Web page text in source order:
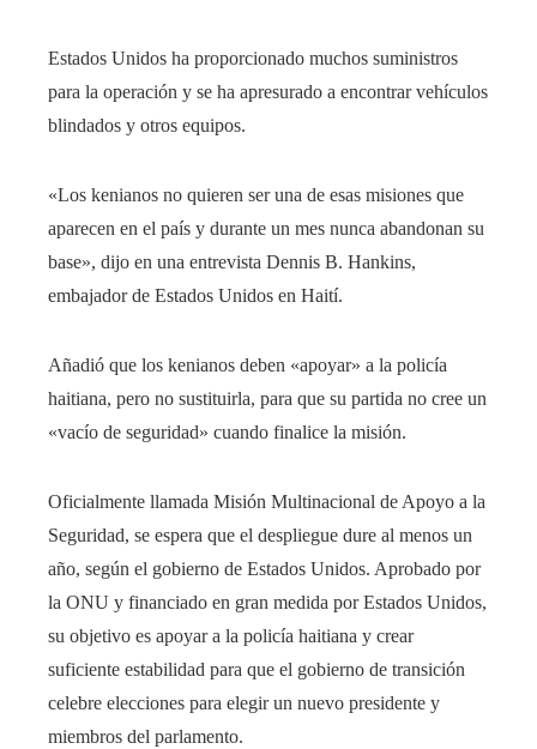
Estados Unidos ha proporcionado muchos suministros
para la operación y se ha apresurado a encontrar vehículos
blindados y otros equipos.
«Los kenianos no quieren ser una de esas misiones que
aparecen en el país y durante un mes nunca abandonan su
base», dijo en una entrevista Dennis B. Hankins,
embajador de Estados Unidos en Haití.
Añadió que los kenianos deben «apoyar» a la policía
haitiana, pero no sustituirla, para que su partida no cree un
«vacío de seguridad» cuando finalice la misión.
Oficialmente llamada Misión Multinacional de Apoyo a la
Seguridad, se espera que el despliegue dure al menos un
año, según el gobierno de Estados Unidos. Aprobado por
la ONU y financiado en gran medida por Estados Unidos,
su objetivo es apoyar a la policía haitiana y crear
suficiente estabilidad para que el gobierno de transición
celebre elecciones para elegir un nuevo presidente y
miembros del parlamento.